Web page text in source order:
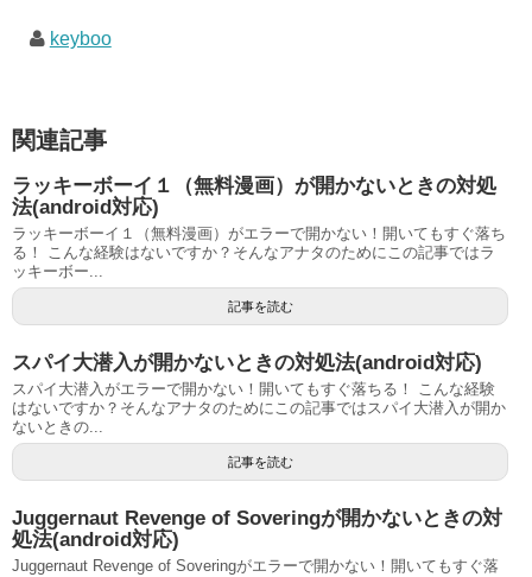
keyboo
関連記事
ラッキーボーイ１（無料漫画）が開かないときの対処
法(android対応)
ラッキーボーイ１（無料漫画）がエラーで開かない！開いてもすぐ落ち
る！ こんな経験はないですか？そんなアナタのためにこの記事ではラ
ッキーボー...
記事を読む
スパイ大潜入が開かないときの対処法(android対応)
スパイ大潜入がエラーで開かない！開いてもすぐ落ちる！ こんな経験
はないですか？そんなアナタのためにこの記事ではスパイ大潜入が開か
ないときの...
記事を読む
Juggernaut Revenge of Soveringが開かないときの対
処法(android対応)
Juggernaut Revenge of Soveringがエラーで開かない！開いてもすぐ落